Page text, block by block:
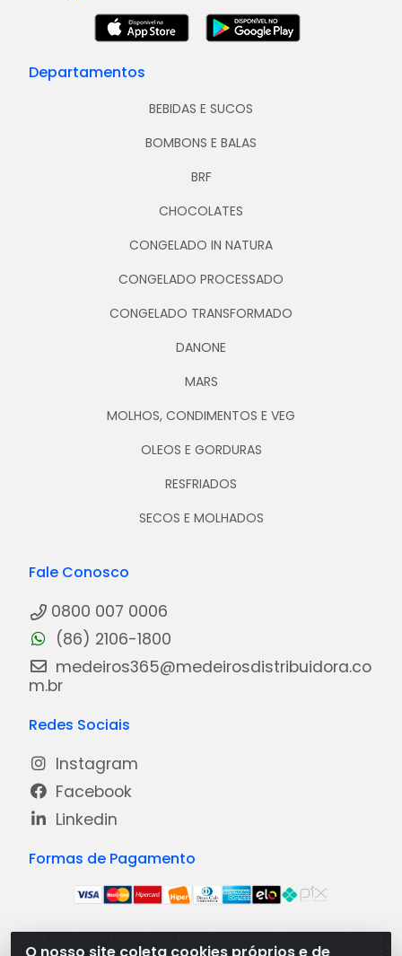
Departamentos
BEBIDAS E SUCOS
BOMBONS E BALAS
BRF
CHOCOLATES
CONGELADO IN NATURA
CONGELADO PROCESSADO
CONGELADO TRANSFORMADO
DANONE
MARS
MOLHOS, CONDIMENTOS E VEG
OLEOS E GORDURAS
RESFRIADOS
SECOS E MOLHADOS
Fale Conosco
0800 007 0006
(86) 2106-1800
medeiros365@medeirosdistribuidora.co
m.br
Redes Sociais
Instagram
Facebook
Linkedin
Formas de Pagamento